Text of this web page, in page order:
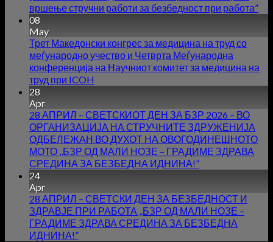
вршење стручни работи за безбедност при работа”
08
May
Трет Македонски конгрес за медицина на труд со
меѓународно учество и Четврта Меѓународна
конференција на Научниот комитет за медицина на
труд при ICOH
28
Apr
28 АПРИЛ – СВЕТСКИОТ ДЕН ЗА БЗР 2026 – ВО
ОРГАНИЗАЦИЈА НА СТРУЧНИТЕ ЗДРУЖЕНИЈА
ОДБЕЛЕЖАН ВО ДУХОТ НА ОВОГОДИНЕШНОТО
МОТО ,,БЗР ОД МАЛИ НОЗЕ – ГРАДИМЕ ЗДРАВА
СРЕДИНА ЗА БЕЗБЕДНА ИДНИНА!”
24
Apr
28 АПРИЛ – СВЕТСКИ ДЕН ЗА БЕЗБЕДНОСТ И
ЗДРАВЈЕ ПРИ РАБОТА ,,БЗР ОД МАЛИ НОЗЕ –
ГРАДИМЕ ЗДРАВА СРЕДИНА ЗА БЕЗБЕДНА
ИДНИНА!”